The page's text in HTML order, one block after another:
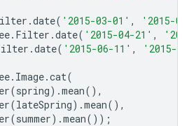
.date( '2015-03-01' ,
'2015-
ee. Filter .date( '2015-04-21' ,
.date( '2015-06-11' , '2015-
ee. Image.cat(
(spring).mean(),
(lateSpring).mean(),
(summer).mean());